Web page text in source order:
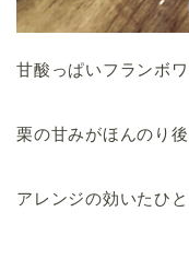
甘酸っぱいフランボ
栗の甘みがほんのり
アレンジの効いたひと